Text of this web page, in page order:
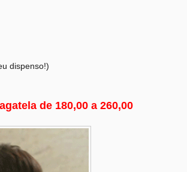
dispenso!)
de 180,00 a 260,00